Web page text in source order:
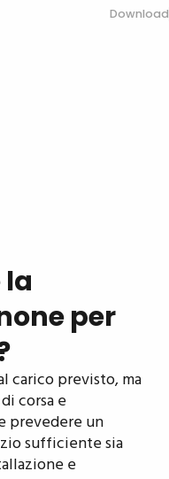
Download
per
carico previsto, ma
corsa e
prevedere un
sufficiente sia
e